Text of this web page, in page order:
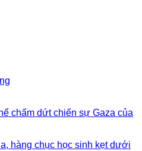
chấm dứt chiến sự Gaza của
hàng chục học sinh kẹt dưới